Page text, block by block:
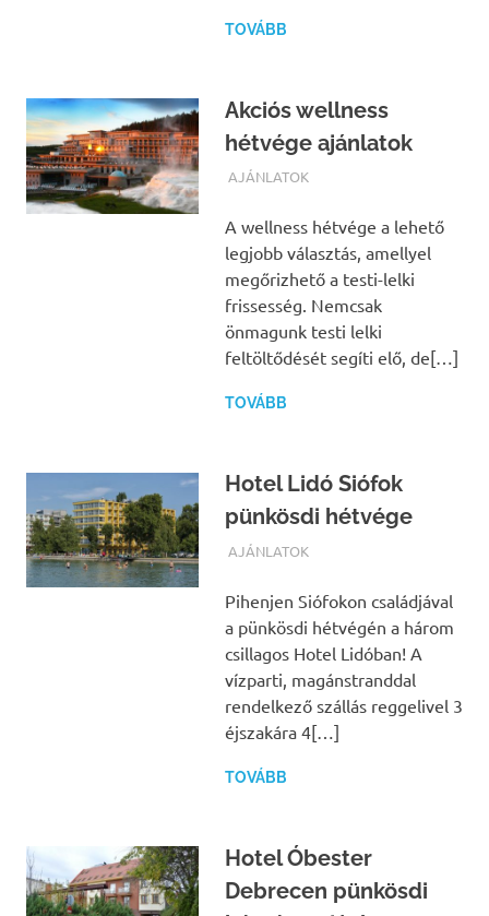
TOVÁBB
Akciós wellness
hétvége ajánlatok
TERMALFURDOK.COM
AJÁNLATOK
A wellness hétvége a lehető
legjobb választás, amellyel
megőrizhető a testi-lelki
frissesség. Nemcsak
önmagunk testi lelki
feltöltődését segíti elő, de[…]
TOVÁBB
Hotel Lidó Siófok
pünkösdi hétvége
TERMALFURDOK.COM
AJÁNLATOK
Pihenjen Siófokon családjával
a pünkösdi hétvégén a három
csillagos Hotel Lidóban! A
vízparti, magánstranddal
rendelkező szállás reggelivel 3
éjszakára 4[…]
TOVÁBB
Hotel Óbester
Debrecen pünkösdi